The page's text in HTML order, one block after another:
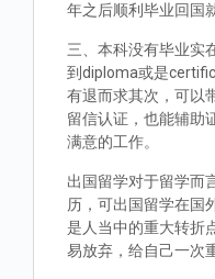
年之后顺利毕业回国
三、本科没有毕业实
到diploma或是
有退而求其次，可以
留信认证，也能辅助
满意的工作。
出国留学对于留学而
历，可出国留学在国
是人当中的重大转折
易放弃，给自己一次